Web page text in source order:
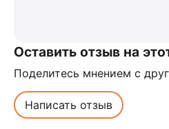
Оставить отзыв на
Поделитесь мнением с
Написать отзыв